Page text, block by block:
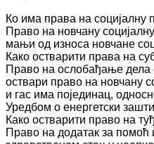
Ко има права на социјалну
Право на новчану
мањи од износа новчане
Како остварити права на
Право на ослобађање дела
оствари право на новчану
и гас има појединац,
Уредбом о енергетски
Како остварити право на
Право на додатак за помоћ